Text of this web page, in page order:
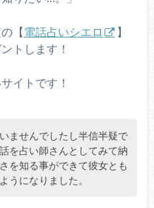
【電話占いシエロ
】
トします！
イトです！
ませんでしたし半信半疑で
を占い師さんとしてみて納
を知る事ができて彼女とも
うになりました。